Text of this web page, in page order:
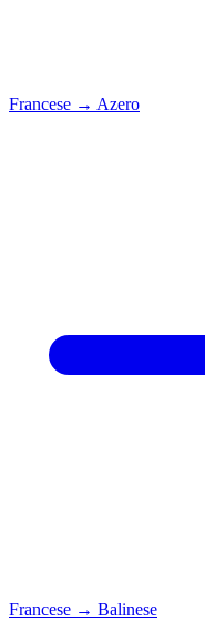
Francese → Azero
Francese → Balinese